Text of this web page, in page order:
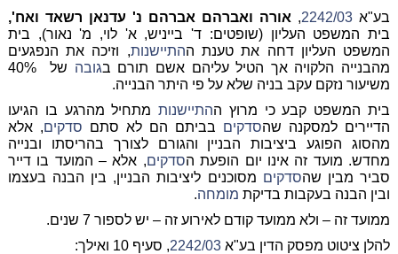
בע"א 2242/03
, אורה ואברהם אברהם נ' עדנאן רשאד ואח',
בית המשפט העליון (שופטים: ד' בייניש, א' לוי, מ' נאור), בית
המשפט העליון דחה את טענת ההתיישנות, וזיכה את הנפגעים
מהבנייה הלקויה אך הטיל עליהם אשם תורם בגובה
של 40%
משיעור נזקם עקב בניה שלא על פי היתר הבנייה.
בית המשפט קבע כי מרוץ ההתיישנותמתחיל מהרגע בו הגיעו
הדיירים למסקנה שהסדקים בביתם הם לא סתם סדקים, אלא
מהסוג הפוגע ביציבות הבניין והגורם לצורך בהריסתו ובנייה
מחדש. מועד זה אינו יום הופעת הסדקים, אלא – המועד בו דייר
סביר מבין שהסדקים מסוכנים ליציבות הבניין, בין הבנה בעצמו
ובין הבנה בעקבות בדיקת מומחה.
ממועד זה – ולא ממועד קודם לאירוע זה – יש לספור 7 שנים.
להלן ציטוט מפסק הדין בע"א 2242/03, סעיף 10 ואילך: